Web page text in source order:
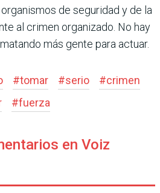
de seguridad y de la
al crimen orga­nizado. No hay
más gente para actuar.
#tomar #serio #crimen
#fuerza
en Voiz